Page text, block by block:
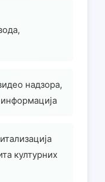
надзора,
информација
културних